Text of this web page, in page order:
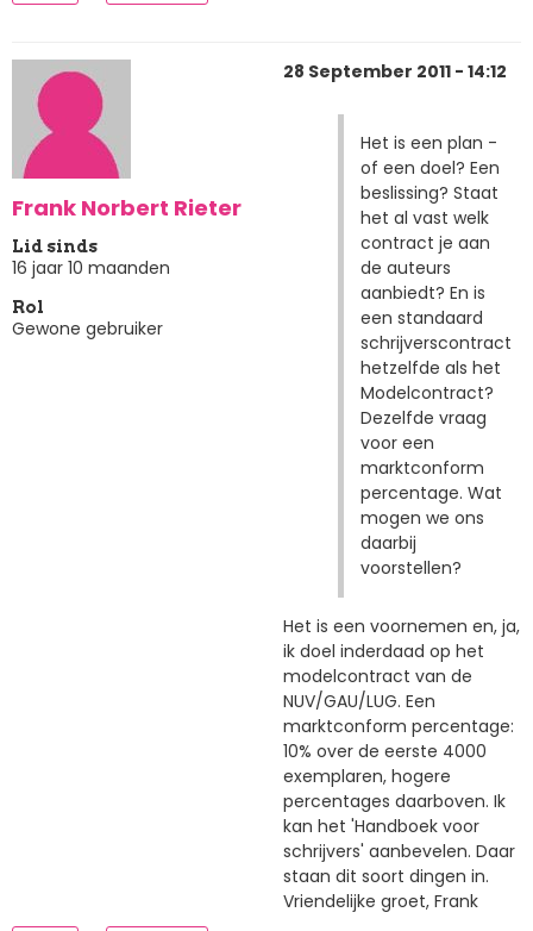
Frank Norbert Rieter
Lid sinds
16 jaar 10 maanden
Rol
Gewone gebruiker
28 September 2011 - 14:12
Het is een plan -
of een doel? Een
beslissing? Staat
het al vast welk
contract je aan
de auteurs
aanbiedt? En is
een standaard
schrijverscontract
hetzelfde als het
Modelcontract?
Dezelfde vraag
voor een
marktconform
percentage. Wat
mogen we ons
daarbij
voorstellen?
Het is een voornemen en, ja,
ik doel inderdaad op het
modelcontract van de
NUV/GAU/LUG. Een
marktconform percentage:
10% over de eerste 4000
exemplaren, hogere
percentages daarboven. Ik
kan het 'Handboek voor
schrijvers' aanbevelen. Daar
staan dit soort dingen in.
Vriendelijke groet, Frank